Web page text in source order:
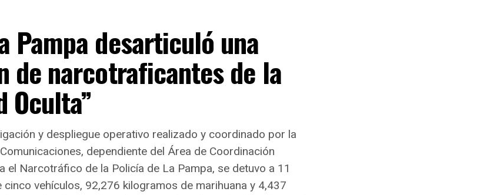
Pampa desarticuló una
de narcotraficantes de la
Oculta”
y despliegue operativo realizado y coordinado por la
dependiente del Área de Coordinación
el Narcotráfico de la Policía de La Pampa, se detuvo a 11
vehículos, 92,276 kilogramos de marihuana y 4,437